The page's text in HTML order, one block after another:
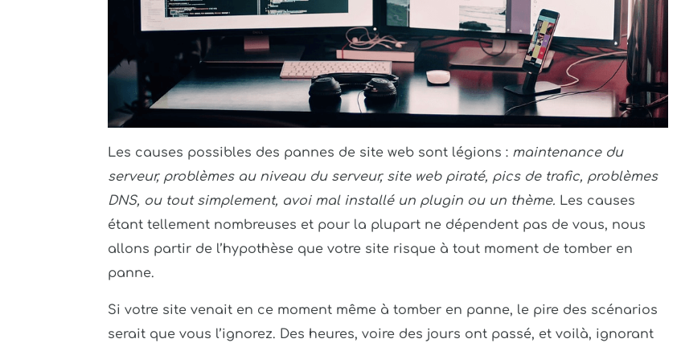
Les causes possibles des pannes de site web sont légions : maintenance du
serveur, problèmes au niveau du serveur, site web piraté, pics de trafic, problèmes
DNS, ou tout simplement, avoi mal installé un plugin ou un thème. Les causes
étant tellement nombreuses et pour la plupart ne dépendent pas de vous, nous
allons partir de l’hypothèse que votre site risque à tout moment de tomber en
panne.
Si votre site venait en ce moment même à tomber en panne, le pire des scénarios
serait que vous l’ignorez. Des heures, voire des jours ont passé, et voilà, ignorant